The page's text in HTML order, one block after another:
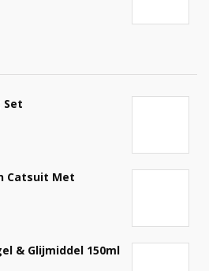
Set
Catsuit Met
& Glijmiddel 150ml